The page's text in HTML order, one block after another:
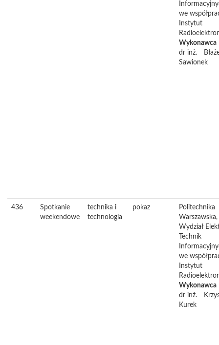
we
Instytut
Wykonawca
dr inż.
Sawionek
436
Spotkanie
weekendowe
technika i
technologia
pokaz
Politechnika
Warszawska,
Wydział
Technik
we
Instytut
Wykonawca
dr inż.
Kurek